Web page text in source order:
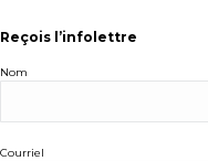
Reçois l’infolettre
Nom
Courriel